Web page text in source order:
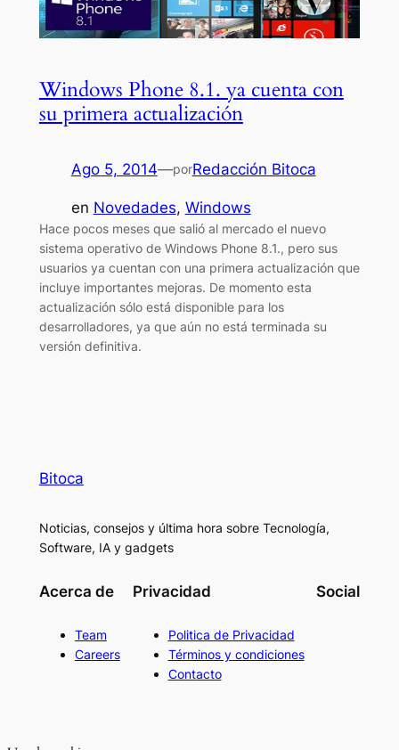
Windows Phone 8.1. ya cuenta con
su primera actualización
Ago 5, 2014—porRedacción Bitoca
en Novedades, Windows
Hace pocos meses que salió al mercado el nuevo
sistema operativo de Windows Phone 8.1., pero sus
usuarios ya cuentan con una primera actualización que
incluye importantes mejoras. De momento esta
actualización sólo está disponible para los
desarrolladores, ya que aún no está terminada su
versión definitiva.
Bitoca
Noticias, consejos y última hora sobre Tecnología,
Software, IA y gadgets
Acerca de
Team
Careers
Privacidad
Politica de Privacidad
Términos y condiciones
Contacto
Social